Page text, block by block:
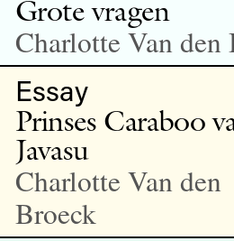
Grote vragen
Charlotte Van den
Essay
Prinses Caraboo
Javasu
Charlotte Van den
Broeck